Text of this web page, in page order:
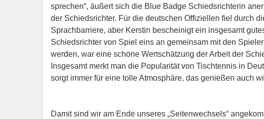
sprechen“, äußert sich die Blue Badge Schiedsrichterin
der Schiedsrichter. Für die deutschen Offiziellen fiel durch
Sprachbarriere, aber Kerstin bescheinigt ein insgesamt
Schiedsrichter von Spiel eins an gemeinsam mit den
werden, war eine schöne Wertschätzung der Arbeit der
Insgesamt merkt man die Popularität von Tischtennis in
sorgt immer für eine tolle Atmosphäre, das genießen auch
Damit sind wir am Ende unseres „Seitenwechsels“